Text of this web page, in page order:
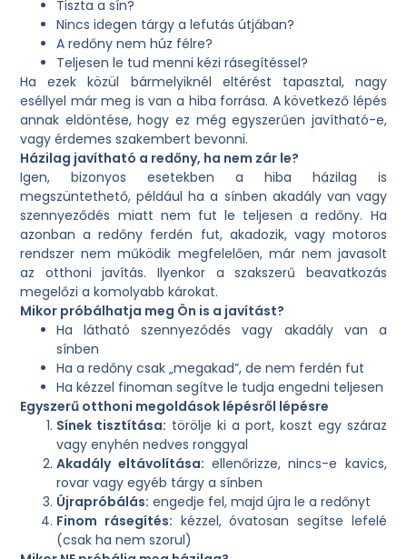
Tiszta a sín?
Nincs idegen tárgy a lefutás útjában?
A redőny nem húz félre?
Teljesen le tud menni kézi rásegítéssel?
Ha ezek közül bármelyiknél eltérést tapasztal, nagy
eséllyel már meg is van a hiba forrása. A következő lépés
annak eldöntése, hogy ez még egyszerűen javítható-e,
vagy érdemes szakembert bevonni.
Házilag javítható a redőny, ha nem zár le?
Igen, bizonyos esetekben a hiba házilag is
megszüntethető, például ha a sínben akadály van vagy
szennyeződés miatt nem fut le teljesen a redőny. Ha
azonban a redőny ferdén fut, akadozik, vagy motoros
rendszer nem működik megfelelően, már nem javasolt
az otthoni javítás. Ilyenkor a szakszerű beavatkozás
megelőzi a komolyabb károkat.
Mikor próbálhatja meg Ön is a javítást?
Ha látható szennyeződés vagy akadály van a
sínben
Ha a redőny csak „megakad”, de nem ferdén fut
Ha kézzel finoman segítve le tudja engedni teljesen
Egyszerű otthoni megoldások lépésről lépésre
Sínek tisztítása: törölje ki a port, koszt egy száraz
vagy enyhén nedves ronggyal
Akadály eltávolítása: ellenőrizze, nincs-e kavics,
rovar vagy egyéb tárgy a sínben
Újrapróbálás: engedje fel, majd újra le a redőnyt
Finom rásegítés: kézzel, óvatosan segítse lefelé
(csak ha nem szorul)